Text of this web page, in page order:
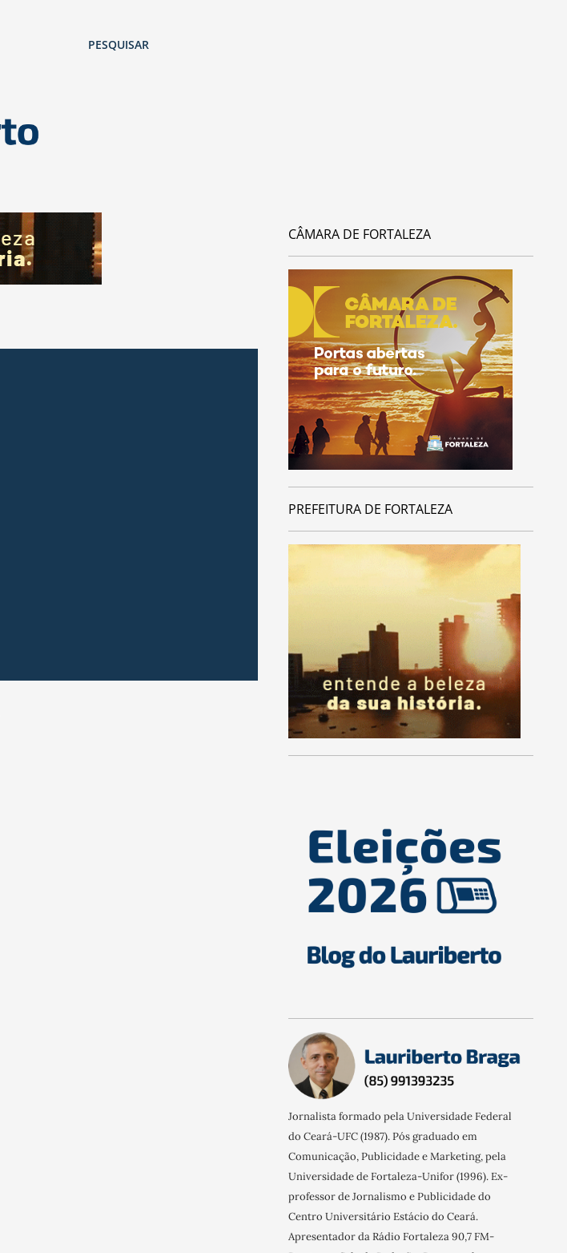
PESQUISAR
CÂMARA DE FORTALEZA
PREFEITURA DE FORTALEZA
Jornalista formado pela Universidade Federal
do Ceará-UFC (1987). Pós graduado em
Comunicação, Publicidade e Marketing, pela
Universidade de Fortaleza-Unifor (1996). Ex-
professor de Jornalismo e Publicidade do
Centro Universitário Estácio do Ceará.
Apresentador da Rádio Fortaleza 90,7 FM-